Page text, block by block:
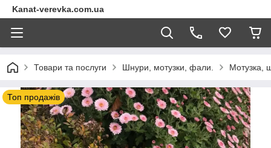
Kanat-verevka.com.ua
Товари та послуги Шнури, мотузки, фали. Мотузка,
Топ продажів